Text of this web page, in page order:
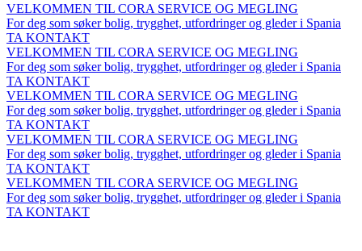
VELKOMMEN TIL CORA SERVICE OG MEGLING
For deg som søker bolig, trygghet, utfordringer og gleder i Spania
TA KONTAKT
VELKOMMEN TIL CORA SERVICE OG MEGLING
For deg som søker bolig, trygghet, utfordringer og gleder i Spania
TA KONTAKT
VELKOMMEN TIL CORA SERVICE OG MEGLING
For deg som søker bolig, trygghet, utfordringer og gleder i Spania
TA KONTAKT
VELKOMMEN TIL CORA SERVICE OG MEGLING
For deg som søker bolig, trygghet, utfordringer og gleder i Spania
TA KONTAKT
VELKOMMEN TIL CORA SERVICE OG MEGLING
For deg som søker bolig, trygghet, utfordringer og gleder i Spania
TA KONTAKT